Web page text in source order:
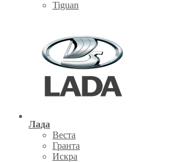
Tiguan
Лада
Веста
Гранта
Искра